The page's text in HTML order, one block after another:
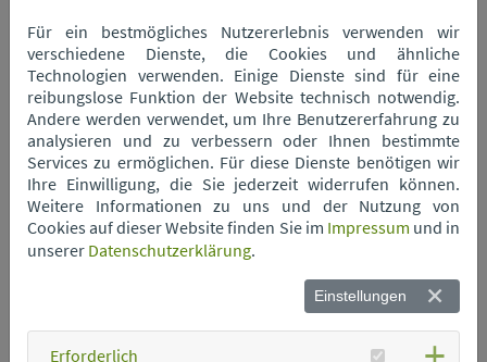
Wertstoffhof Neukirchen
Wertstoffhof Niederwinkling
Wertstoffhof Oberschneiding
Wertstoffhof Parkstetten
Für ein bestmögliches Nutzererlebnis verwenden wir
verschiedene Dienste, die Cookies und ähnliche
Technologien verwenden. Einige Dienste sind für eine
reibungslose Funktion der Website technisch notwendig.
Andere werden verwendet, um Ihre Benutzererfahrung zu
analysieren und zu verbessern oder Ihnen bestimmte
Services zu ermöglichen. Für diese Dienste benötigen wir
Ihre Einwilligung, die Sie jederzeit widerrufen können.
Weitere Informationen zu uns und der Nutzung von
Cookies auf dieser Website finden Sie im Impressum und in
unserer Datenschutzerklärung.
Einstellungen
Erforderlich